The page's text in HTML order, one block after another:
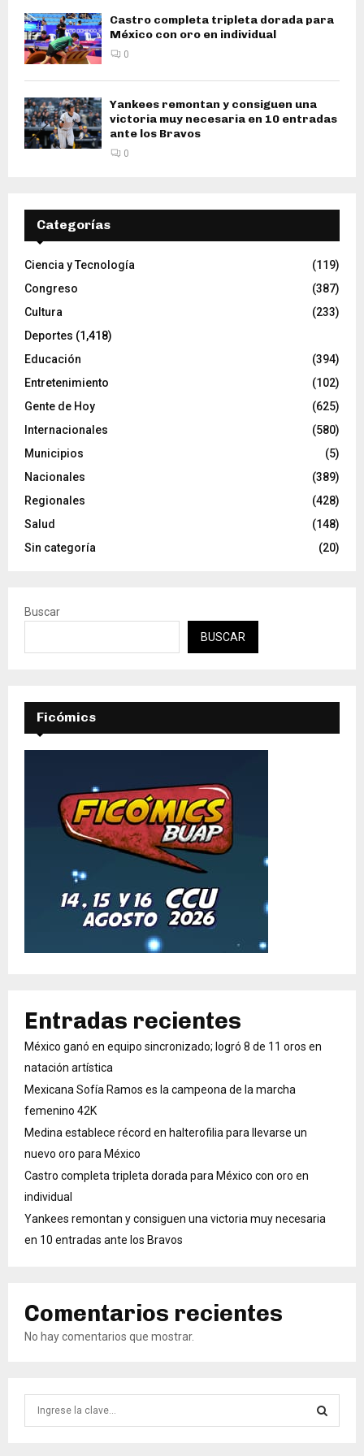
Castro completa tripleta dorada para
México con oro en individual
0
Yankees remontan y consiguen una
victoria muy necesaria en 10 entradas
ante los Bravos
0
Categorías
Ciencia y Tecnología
(119)
Congreso
(387)
Cultura
(233)
Deportes (1,418)
Educación
(394)
Entretenimiento
(102)
Gente de Hoy
(625)
Internacionales
(580)
Municipios
(5)
Nacionales
(389)
Regionales
(428)
Salud
(148)
Sin categoría
(20)
Buscar
BUSCAR
Ficómics
Entradas recientes
México ganó en equipo sincronizado; logró 8 de 11 oros en
natación artística
Mexicana Sofía Ramos es la campeona de la marcha
femenino 42K
Medina establece récord en halterofilia para llevarse un
nuevo oro para México
Castro completa tripleta dorada para México con oro en
individual
Yankees remontan y consiguen una victoria muy necesaria
en 10 entradas ante los Bravos
Comentarios recientes
No hay comentarios que mostrar.